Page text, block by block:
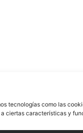
tecnologías como las
ciertas características y